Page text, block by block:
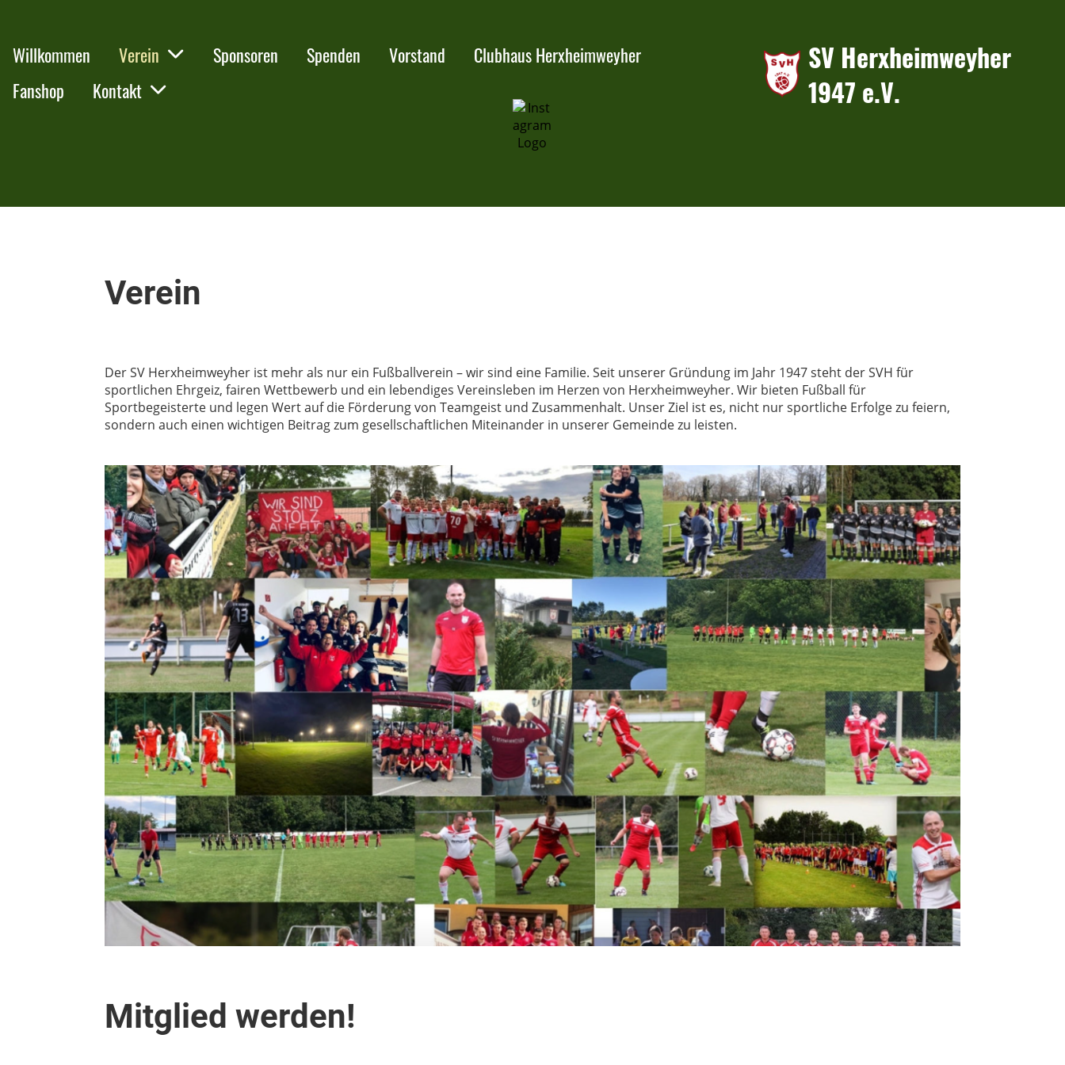
Willkommen Verein Sponsoren Spenden Vorstand
Clubhaus Herxheimweyher
Fanshop
Kontakt
SV Herxheimweyher
1947 e.V.
Verein
Der SV Herxheimweyher ist mehr als nur ein Fußballverein – wir sind eine Familie. Seit unserer Gründung im Jahr 1947 steht der SVH für
sportlichen Ehrgeiz, fairen Wettbewerb und ein lebendiges Vereinsleben im Herzen von Herxheimweyher. Wir bieten Fußball für
Sportbegeisterte und legen Wert auf die Förderung von Teamgeist und Zusammenhalt. Unser Ziel ist es, nicht nur sportliche Erfolge zu feiern,
sondern auch einen wichtigen Beitrag zum gesellschaftlichen Miteinander in unserer Gemeinde zu leisten.
Mitglied werden!